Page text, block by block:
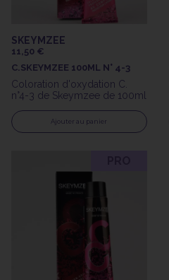
SKEYMZEE
11,50 €
C.SKEYMZEE 100ML N° 4-3
Coloration d'oxydation C.
n°4-3 de Skeymzee de 100ml
Ajouter au panier